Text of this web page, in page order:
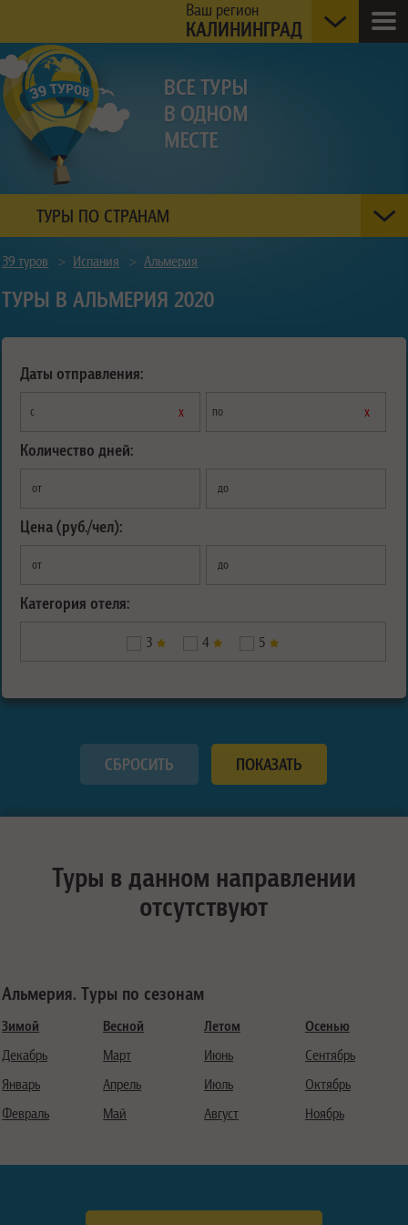
Ваш регион
КАЛИНИНГРАД
ТУРЫ ПО СТРАНАМ
39 туров > Испания > Альмерия
ТУРЫ В АЛЬМЕРИЯ 2020
Даты отправления:
с х по х
Количество дней:
от до
Цена (руб./чел):
от до
Категория отеля:
3 4 5
Туры в данном направлении
отсутствуют
Альмерия. Туры по сезонам
Зимой
Декабрь
Январь
Февраль
Весной
Март
Апрель
Май
Летом
Июнь
Июль
Август
Осенью
Сентябрь
Октябрь
Ноябрь